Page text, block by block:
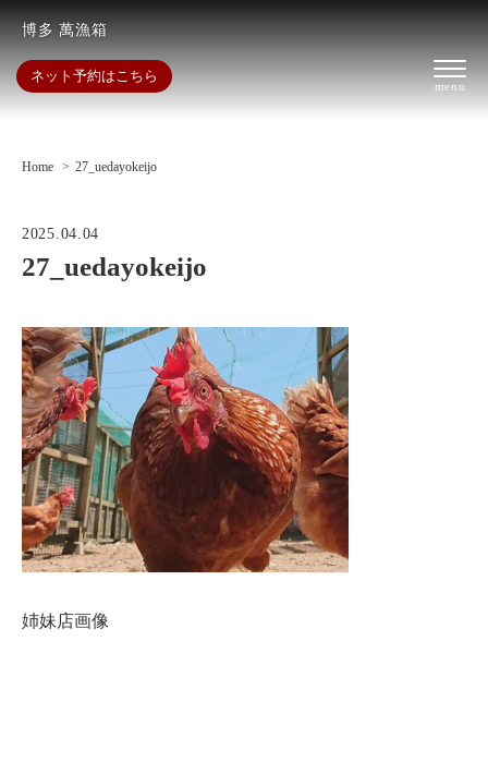
博多 萬漁箱
ネット予約はこちら
Home 27_uedayokeijo
2025.04.04
27_uedayokeijo
姉妹店画像